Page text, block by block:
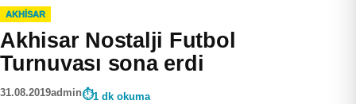
AKHISAR
Akhisar Nostalji Futbol
Turnuvası sona erdi
31.08.2019admin 1 dk okuma